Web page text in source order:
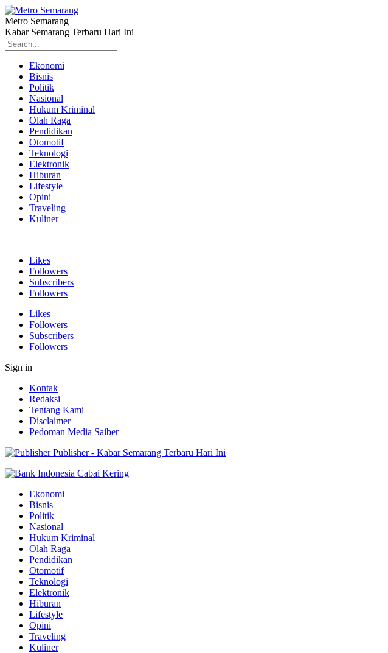
Metro Semarang
Kabar Semarang Terbaru Hari Ini
Ekonomi
Bisnis
Politik
Nasional
Hukum Kriminal
Olah Raga
Pendidikan
Otomotif
Teknologi
Elektronik
Hiburan
Lifestyle
Opini
Traveling
Kuliner
Likes
Followers
Subscribers
Followers
Likes
Followers
Subscribers
Followers
Sign in
Kontak
Redaksi
Tentang Kami
Disclaimer
Pedoman Media Saiber
Publisher - Kabar Semarang Terbaru Hari Ini
Ekonomi
Bisnis
Politik
Nasional
Hukum Kriminal
Olah Raga
Pendidikan
Otomotif
Teknologi
Elektronik
Hiburan
Lifestyle
Opini
Traveling
Kuliner